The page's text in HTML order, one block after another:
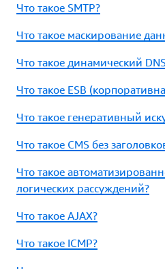
Что такое SMTP?
Что такое маскирование
Что такое динамический
Что такое ESB
Что такое генеративный
Что такое CMS без
Что такое
логических рассуждений?
Что такое AJAX?
Что такое ICMP?